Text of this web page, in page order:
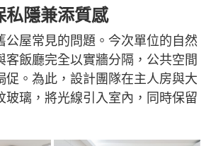
私隱兼添質感
公屋常見的問題。今次單位的自然
客飯廳完全以實牆分隔，公共空間
促。為此，設計團隊在主人房與大
玻璃，將光線引入室內，同時保留